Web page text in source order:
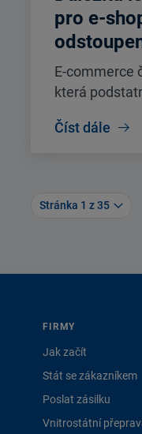
pro e-
E-commerce
která
Číst dále
Stránka 1 z 35
FIRMY
Jak začít
Stát se zákazníkem
Poslat zásilku
Vnitrostátní